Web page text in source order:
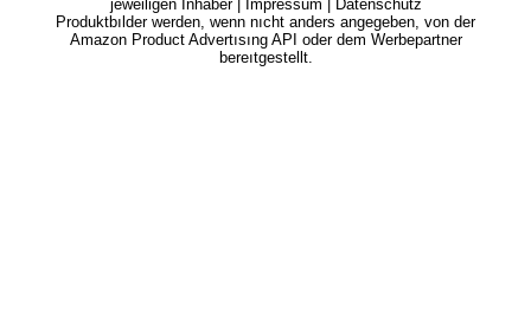
jeweiligen Inhaber | Impressum
Datenschutz
Produktbılder werden, wenn nıcht anders angegeben, von der
Amazon Product Advertısıng API oder dem Werbepartner
bereıtgestellt.